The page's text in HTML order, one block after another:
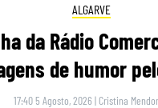
ALGARVE
da Rádio
de humor
17:40 5 Agosto, 2026 | Cristina